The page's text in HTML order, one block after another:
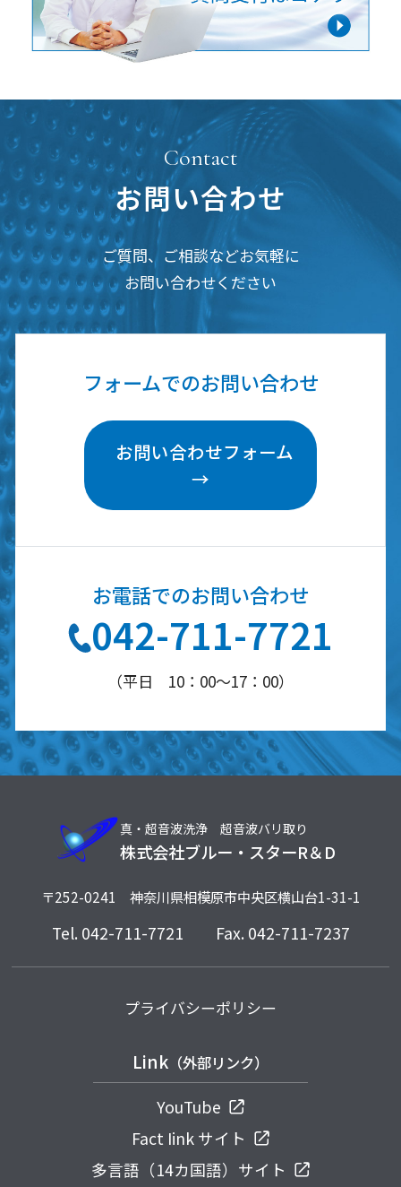
Contact
お問い合わせ
ご質問、ご相談などお気軽に
お問い合わせください
フォームでのお問い合わせ
お問い合わせフォーム
→
お電話でのお問い合わせ
042-711-7721
（平日 10：00～17：00）
真・超音波洗浄 超音波バリ取り
株式会社ブルー・スターR＆D
〒252-0241 神奈川県相模原市中央区横山台1-31-1
Tel. 042-711-7721 Fax. 042-711-7237
プライバシーポリシー
Link （外部リンク）
YouTube
Fact Iink サイト
多言語（14カ国語）サイト